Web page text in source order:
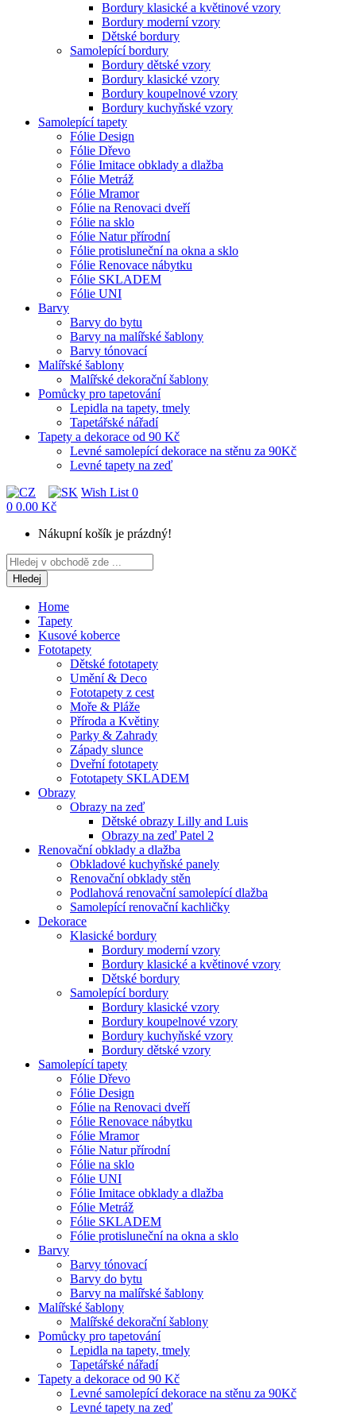
Bordury klasické a květinové vzory
Bordury moderní vzory
Dětské bordury
Samolepící bordury
Bordury dětské vzory
Bordury klasické vzory
Bordury koupelnové vzory
Bordury kuchyňské vzory
Samolepící tapety
Fólie Design
Fólie Dřevo
Fólie Imitace obklady a dlažba
Fólie Metráž
Fólie Mramor
Fólie na Renovaci dveří
Fólie na sklo
Fólie Natur přírodní
Fólie protisluneční na okna a sklo
Fólie Renovace nábytku
Fólie SKLADEM
Fólie UNI
Barvy
Barvy do bytu
Barvy na malířské šablony
Barvy tónovací
Malířské šablony
Malířské dekorační šablony
Pomůcky pro tapetování
Lepidla na tapety, tmely
Tapetářské nářadí
Tapety a dekorace od 90 Kč
Levné samolepící dekorace na stěnu za 90Kč
Levné tapety na zeď
Wish List 0
0 0.00 Kč
Nákupní košík je prázdný!
Hledej
Home
Tapety
Kusové koberce
Fototapety
Dětské fototapety
Umění & Deco
Fototapety z cest
Moře & Pláže
Příroda a Květiny
Parky & Zahrady
Západy slunce
Dveřní fototapety
Fototapety SKLADEM
Obrazy
Obrazy na zeď
Dětské obrazy Lilly and Luis
Obrazy na zeď Patel 2
Renovační obklady a dlažba
Obkladové kuchyňské panely
Renovační obklady stěn
Podlahová renovační samolepící dlažba
Samolepící renovační kachličky
Dekorace
Klasické bordury
Bordury moderní vzory
Bordury klasické a květinové vzory
Dětské bordury
Samolepící bordury
Bordury klasické vzory
Bordury koupelnové vzory
Bordury kuchyňské vzory
Bordury dětské vzory
Samolepící tapety
Fólie Dřevo
Fólie Design
Fólie na Renovaci dveří
Fólie Renovace nábytku
Fólie Mramor
Fólie Natur přírodní
Fólie na sklo
Fólie UNI
Fólie Imitace obklady a dlažba
Fólie Metráž
Fólie SKLADEM
Fólie protisluneční na okna a sklo
Barvy
Barvy tónovací
Barvy do bytu
Barvy na malířské šablony
Malířské šablony
Malířské dekorační šablony
Pomůcky pro tapetování
Lepidla na tapety, tmely
Tapetářské nářadí
Tapety a dekorace od 90 Kč
Levné samolepící dekorace na stěnu za 90Kč
Levné tapety na zeď